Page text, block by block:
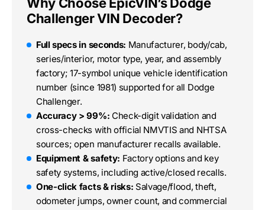
Challenger VIN Decoder?
Full specs in seconds: Manufacturer, body/cab,
series/interior, motor type, year, and assembly
factory; 17-symbol unique vehicle identification
number (since 1981) supported for all Dodge
Challenger.
Accuracy > 99%: Check-digit validation and
cross-checks with official NMVTIS and NHTSA
sources; open manufacturer recalls available.
Equipment & safety: Factory options and key
safety systems, including active/closed recalls.
One-click facts & risks: Salvage/flood, theft,
odometer jumps, owner count, and commercial